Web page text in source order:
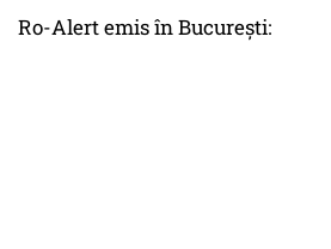
Ro-Alert emis în București: